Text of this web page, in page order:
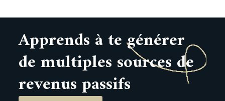
Apprends à te générer
de multiples sources de
revenus passifs